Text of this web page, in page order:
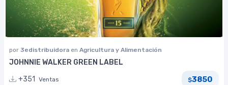
por 3edistribuidora en Agricultura y Alimentación
JOHNNIE WALKER GREEN LABEL
+351
Ventas $3850